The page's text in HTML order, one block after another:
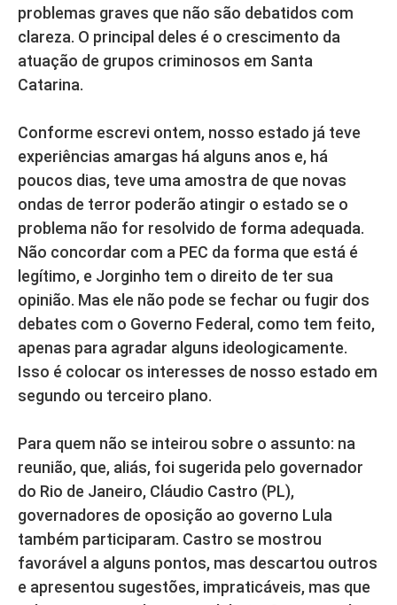
problemas graves que não são debatidos com
clareza. O principal deles é o crescimento da
atuação de grupos criminosos em Santa
Catarina.
Conforme escrevi ontem, nosso estado já teve
experiências amargas há alguns anos e, há
poucos dias, teve uma amostra de que novas
ondas de terror poderão atingir o estado se o
problema não for resolvido de forma adequada.
Não concordar com a PEC da forma que está é
legítimo, e Jorginho tem o direito de ter sua
opinião. Mas ele não pode se fechar ou fugir dos
debates com o Governo Federal, como tem feito,
apenas para agradar alguns ideologicamente.
Isso é colocar os interesses de nosso estado em
segundo ou terceiro plano.
Para quem não se inteirou sobre o assunto: na
reunião, que, aliás, foi sugerida pelo governador
do Rio de Janeiro, Cláudio Castro (PL),
governadores de oposição ao governo Lula
também participaram. Castro se mostrou
favorável a alguns pontos, mas descartou outros
e apresentou sugestões, impraticáveis, mas que